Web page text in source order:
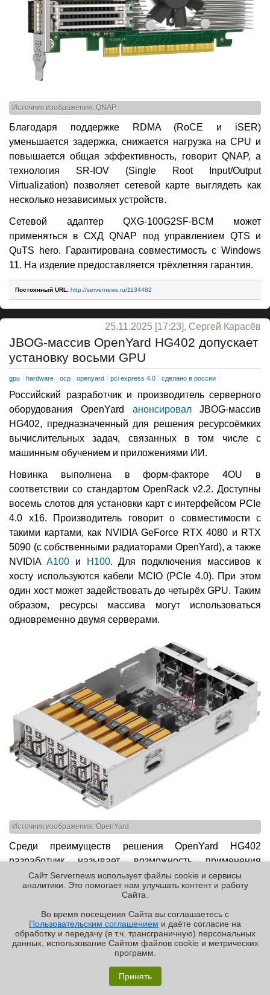
✖
Источник изображения: QNAP
Благодаря поддержке RDMA (RoCE и iSER)
уменьшается задержка, снижается нагрузка на CPU и
повышается общая эффективность, говорит QNAP, а
технология SR-IOV (Single Root Input/Output
Virtualization) позволяет сетевой карте выглядеть как
несколько независимых устройств.
Сетевой адаптер QXG-100G2SF-BCM может
применяться в СХД QNAP под управлением QTS и
QuTS hero. Гарантирована совместимость с Windows
11. На изделие предоставляется трёхлетняя гарантия.
Постоянный URL: http://servernews.ru/1134482
25.11.2025 [17:23], Сергей Карасёв
JBOG-массив OpenYard HG402 допускает
установку восьми GPU
gpu hardware ocp openyard pci express 4.0 сделано в россии
Российский разработчик и производитель серверного
оборудования OpenYard анонсировалJBOG-массив
HG402, предназначенный для решения ресурсоёмких
вычислительных задач, связанных в том числе с
машинным обучением и приложениями ИИ.
Новинка выполнена в форм-факторе 4OU в
соответствии со стандартом OpenRack v2.2. Доступны
восемь слотов для установки карт с интерфейсом PCIe
4.0 x16. Производитель говорит о совместимости с
такими картами, как NVIDIA GeForce RTX 4080 и RTX
5090 (с собственными радиаторами OpenYard), а также
NVIDIA A100и H100. Для подключения массивов к
хосту используются кабели MCIO (PCIe 4.0). При этом
один хост может задействовать до четырёх GPU. Таким
образом, ресурсы массива могут использоваться
одновременно двумя серверами.
Источник изображения: OpenYard
Среди преимуществ решения OpenYard HG402
разработчик называет возможность применения
ускорителей потребительского уровня для инференса,
оптимизированное охлаждение, а также управление
замена GPU и вентиляторов; при этом для
обслуживания массива не требуются инструменты.
Ранее компания OpenYardпредставила
HN203I, построенный на аппаратной платформе Intel.
Устройство допускает установку двух процессоров
Сайт Servernews использует файлы cookie и сервисы
аналитики. Это помогает нам улучшать контент и работу
Cайта.
Во время посещения Cайта вы соглашаетесь с
Пользовательским соглашением и даёте согласие на
обработку и передачу (в т.ч. трансграничную) персональных
данных, использование Cайтом файлов cookie и метрических
программ.
Принять